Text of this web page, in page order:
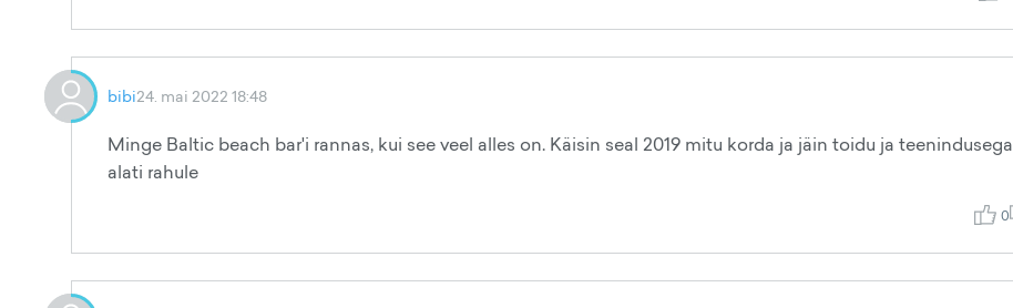
bibi24. mai 2022 18:48
Minge Baltic beach bar'i rannas, kui see veel alles on. Käisin seal 2019 mitu korda ja jäin toidu ja teenindusega
alati rahule
0